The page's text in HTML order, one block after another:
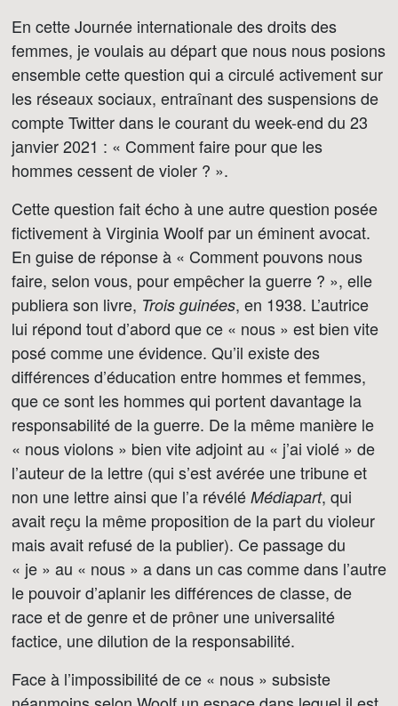
En cette Journée internationale des droits des
femmes, je voulais au départ que nous nous posions
ensemble cette question qui a circulé activement sur
les réseaux sociaux, entraînant des suspensions de
compte Twitter dans le courant du week-end du 23
janvier 2021 : « Comment faire pour que les
hommes cessent de violer ? ».
Cette question fait écho à une autre question posée
fictivement à Virginia Woolf par un éminent avocat.
En guise de réponse à « Comment pouvons nous
faire, selon vous, pour empêcher la guerre ? », elle
publiera son livre, Trois guinées, en 1938. L’autrice
lui répond tout d’abord que ce « nous » est bien vite
posé comme une évidence. Qu’il existe des
différences d’éducation entre hommes et femmes,
que ce sont les hommes qui portent davantage la
responsabilité de la guerre. De la même manière le
« nous violons » bien vite adjoint au « j’ai violé » de
l’auteur de la lettre (qui s’est avérée une tribune et
non une lettre ainsi que l’a révélé Médiapart, qui
avait reçu la même proposition de la part du violeur
mais avait refusé de la publier). Ce passage du
« je » au « nous » a dans un cas comme dans l’autre
le pouvoir d’aplanir les différences de classe, de
race et de genre et de prôner une universalité
factice, une dilution de la responsabilité.
Face à l’impossibilité de ce « nous » subsiste